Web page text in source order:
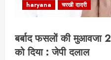
haryana चरखी दादरी
बर्बाद फसलों की मुआवजा
को दिया : जेपी दलाल